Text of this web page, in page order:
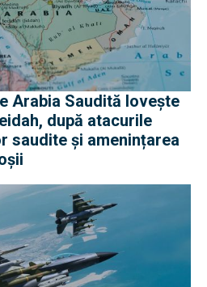
Arabia Saudită lovește
după atacurile
saudite și amenințarea